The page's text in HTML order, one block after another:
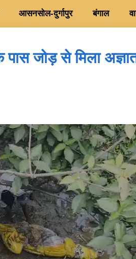
आसनसोल-दुर्गापुर बंगाल
जोड़ से मिला